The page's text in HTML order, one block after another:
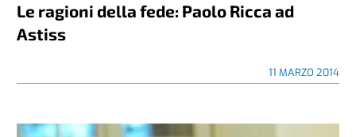
Le ragioni della fede: Paolo Ricca ad
Astiss
11 MARZO 2014